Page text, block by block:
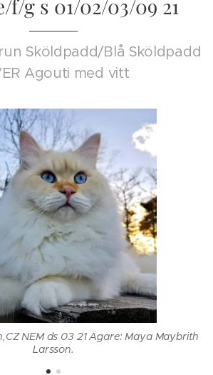
f/g s 01/02/03/09 21
Sköldpadd/Blå Sköldpadd
Agouti med vitt
NEM ds 03 21 Ägare: Maya Maybrith
Larsson.